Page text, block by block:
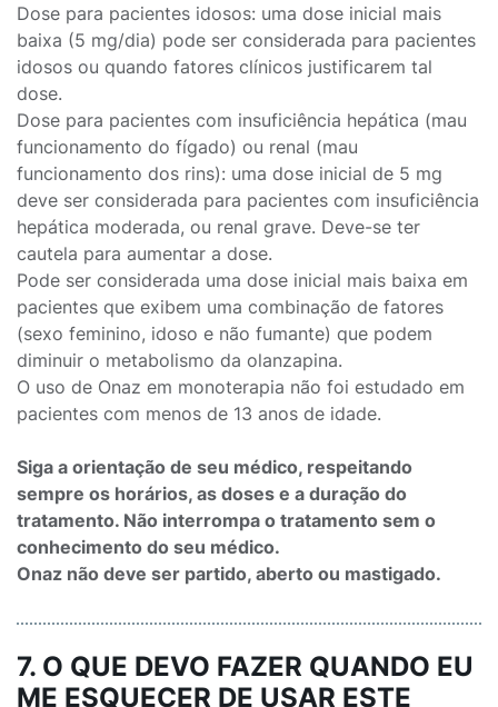
Dose para pacientes idosos: uma dose inicial mais
baixa (5 mg/dia) pode ser considerada para pacientes
idosos ou quando fatores clínicos justificarem tal
dose.
Dose para pacientes com insuficiência hepática (mau
funcionamento do fígado) ou renal (mau
funcionamento dos rins): uma dose inicial de 5 mg
deve ser considerada para pacientes com insuficiência
hepática moderada, ou renal grave. Deve-se ter
cautela para aumentar a dose.
Pode ser considerada uma dose inicial mais baixa em
pacientes que exibem uma combinação de fatores
(sexo feminino, idoso e não fumante) que podem
diminuir o metabolismo da olanzapina.
O uso de Onaz em monoterapia não foi estudado em
pacientes com menos de 13 anos de idade.
Siga a orientação de seu médico, respeitando
sempre os horários, as doses e a duração do
tratamento. Não interrompa o tratamento sem o
conhecimento do seu médico.
Onaz não deve ser partido, aberto ou mastigado.
7. O QUE DEVO FAZER QUANDO EU
ME ESQUECER DE USAR ESTE